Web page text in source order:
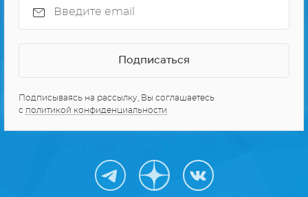
Подписываясь на рассылку, Вы соглашаетесь
с политикой конфиденциальности